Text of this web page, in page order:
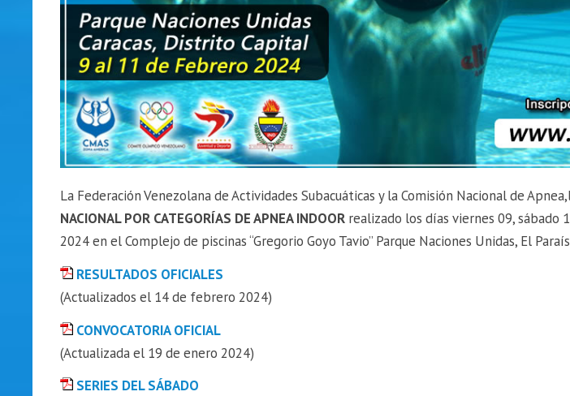
La Federación Venezolana de Actividades Subacuáticas y la Comisión Nacional de
NACIONAL POR CATEGORÍAS DE APNEA INDOORrealizado los días viernes 09, sábado
2024 en el Complejo de piscinas “Gregorio Goyo Tavio” Parque Naciones Unidas, El
RESULTADOS OFICIALES
(Actualizados el 14 de febrero 2024)
CONVOCATORIA OFICIAL
(Actualizada el 19 de enero 2024)
SERIES DEL SÁBADO